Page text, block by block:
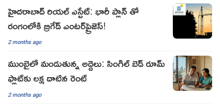
హైదరాబాద్ రియల్ ఎస్టేట్: భారీ ప్లాన్ తో
రంగంలోకి బ్రిగేడ్ ఎంటర్‌ప్రైజెస్!
2 months ago
ముంబైలో మండుతున్న అద్దెలు: సింగిల్ బెడ్ రూమ్
ఫ్లాట్‌కు లక్ష దాటిన రెంట్
2 months ago